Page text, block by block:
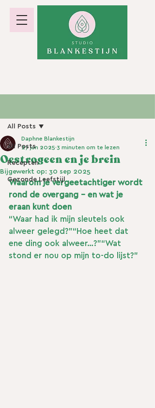
All Posts
Recepten
Gezonde Leefstijl
All Posts
Oestrogeen en je brein
Daphne Blankestijn
27 jun 2025 3 minuten om te lezen
Bijgewerkt op: 30 sep 2025
Waarom je vergeetachtiger wordt
rond de overgang – en wat je
eraan kunt doen
“Waar had ik mijn sleutels ook
alweer gelegd?”“Hoe heet dat
ene ding ook alweer…?”“Wat
stond er nou op mijn to-do lijst?”